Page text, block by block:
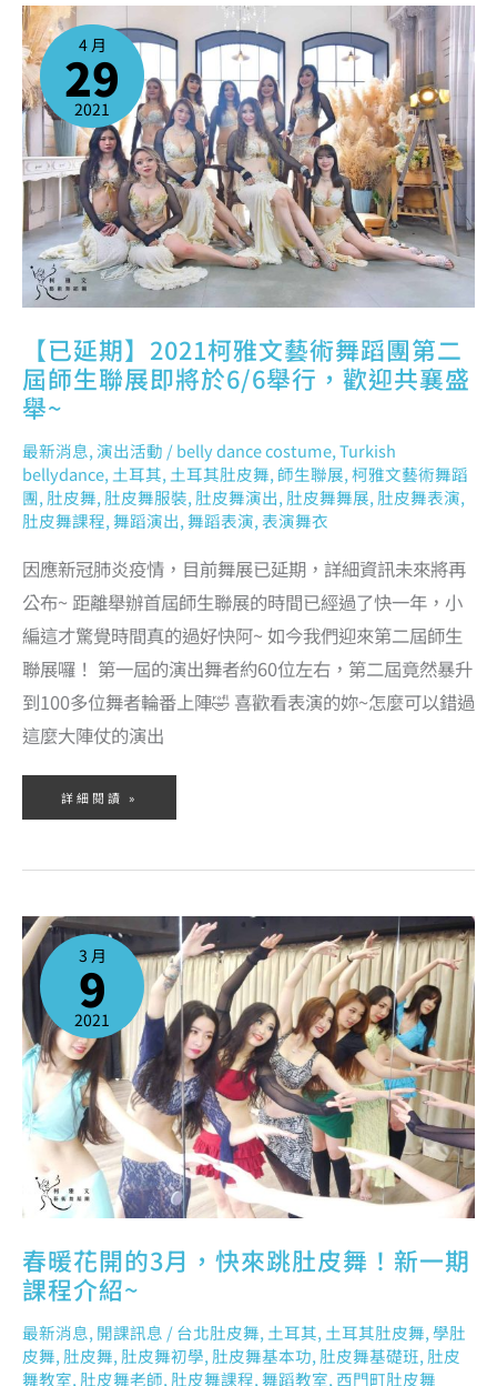
4 月
29
2021
【已延期】2021柯雅文藝術舞蹈團第二
屆師生聯展即將於6/6舉行，歡迎共襄盛
舉~
最新消息,演出活動 /belly dance costume,Turkish
bellydance, 土耳其, 土耳其肚皮舞, 師生聯展,柯雅文藝術舞蹈
團, 肚皮舞, 肚皮舞服裝, 肚皮舞演出, 肚皮舞舞展, 肚皮舞表演,
肚皮舞課程,舞蹈演出,舞蹈表演,表演舞衣
因應新冠肺炎疫情，目前舞展已延期，詳細資訊未來將再
公布~ 距離舉辦首屆師生聯展的時間已經過了快一年，小
編這才驚覺時間真的過好快阿~ 如今我們迎來第二屆師生
聯展囉！ 第一屆的演出舞者約60位左右，第二屆竟然暴升
到100多位舞者輪番上陣🤣 喜歡看表演的妳~怎麼可以錯過
這麼大陣仗的演出
【已
延
期】
2021
雅
文
藝
術
蹈
團
二
屆
師
生
聯
展
即
將
於
6/6
舉
行，
歡
迎
共
舉
~
詳細閱讀 »
3 月
9
2021
春暖花開的3月，快來跳肚皮舞！新一期
課程介紹~
最新消息, 開課訊息 /台北肚皮舞, 土耳其, 土耳其肚皮舞,學肚
皮舞, 肚皮舞, 肚皮舞初學, 肚皮舞基本功, 肚皮舞基礎班, 肚皮
舞教室, 肚皮舞老師, 肚皮舞課程,舞蹈教室, 西門町肚皮舞
春
暖
花
月，
肚
皮
舞！
新
一
期
課
程
介
紹
~